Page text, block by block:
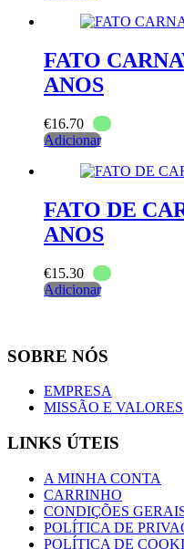
FATO
ANOS
€16.70
Adicionar
FATO DE
ANOS
€15.30
Adicionar
SOBRE NÓS
EMPRESA
MISSÃO E VALORES
LINKS ÚTEIS
A MINHA CONTA
CARRINHO
CONDIÇÕES
POLÍTICA DE
POLÍTICA DE